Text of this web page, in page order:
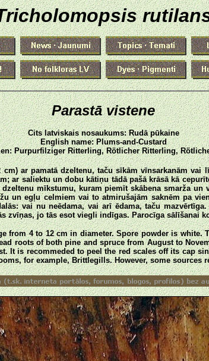
Parastā vistene
Cits latviskais nosaukums: Rudā pūkaine
English name: Plums-and-Custard
Purpurfilziger Ritterling, Rötlicher Ritterling,
ar pamatā dzeltenu, taču sīkām vīnsarkanām
ar saliektu un dobu kātiņu tādā pašā krāsā kā
mīkstumu, kuram piemīt skābena smarža un
un egļu celmiem vai to atmirušajām saknēm pa
vai nu neēdama, vai arī ēdama, taču
zvīņas, jo tās esot viegli indīgas. Parocīga sālīšanai
from 4 to 12 cm in diameter. Spore powder is
roots of both pine and spruce from August to
It is recommeded to peel the red scales off its cap
for example, Brittlegills. However, some sources